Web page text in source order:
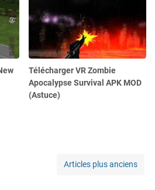
Télécharger VR Zombie
Apocalypse Survival APK MOD
(Astuce)
Articles plus anciens